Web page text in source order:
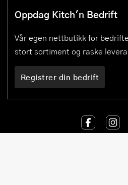
Oppdag Kitch'n Bedrift
Vår egen nettbutikk for
stort sortiment og raske
Registrer din bedrift